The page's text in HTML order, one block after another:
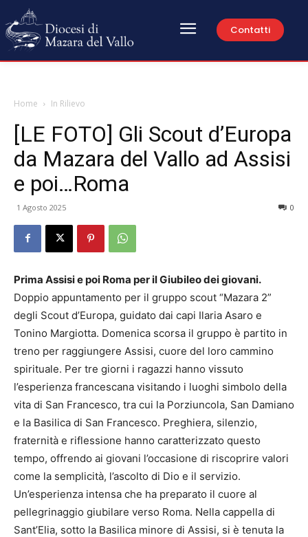
Contatti
Home In Rilievo
[LE FOTO] Gli Scout d’Europa
da Mazara del Vallo ad Assisi
e poi…Roma
1 Agosto 2025 0
Prima Assisi e poi Roma per il Giubileo dei giovani.
Doppio appuntamento per il gruppo scout “Mazara 2”
degli Scout d’Europa, guidato dai capi Ilaria Asaro e
Tonino Margiotta. Domenica scorsa il gruppo è partito in
treno per raggiungere Assisi, cuore del loro cammino
spirituale. Per tre giorni i ragazzi hanno vissuto
l’esperienza francescana visitando i luoghi simbolo della
vita di San Francesco, tra cui la Porziuncola, San Damiano
e la Basilica di San Francesco. Preghiera, silenzio,
fraternità e riflessione hanno caratterizzato questo
tempo, offrendo ai giovani l’occasione di riscoprire valori
come la semplicità, l’ascolto di Dio e il servizio.
Un’esperienza intensa che ha preparato il cuore al
pellegrinaggio giubilare verso Roma. Nella cappella di
Sant’Elia, sotto la Basilica minore di Assisi, si è tenuta la